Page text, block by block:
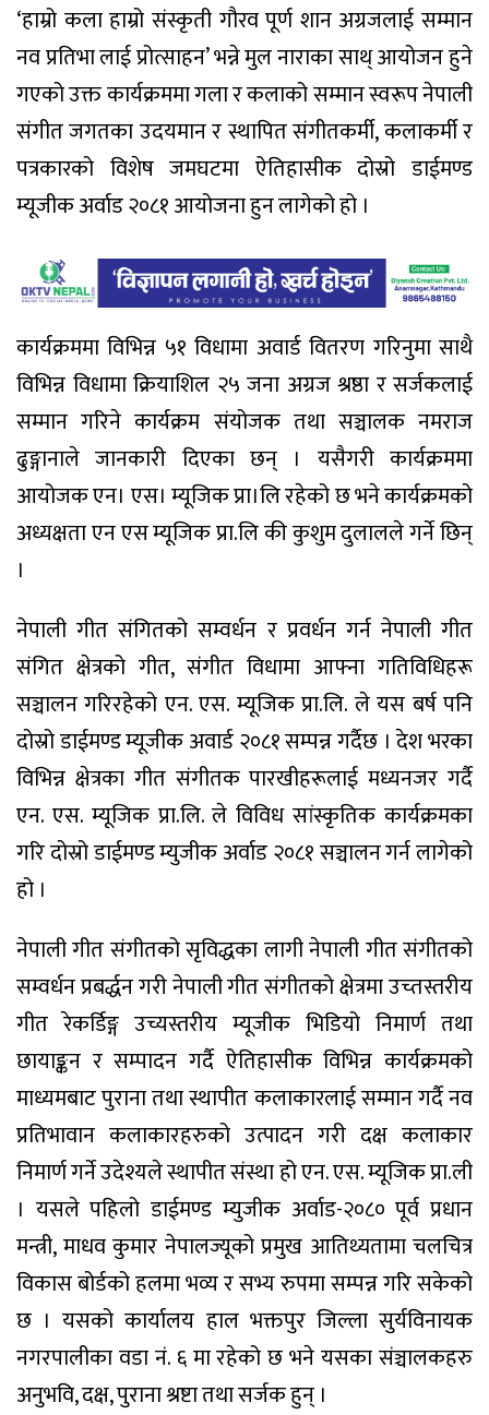
‘हाम्रो कला हाम्रो संस्कृती गौरव पूर्ण शान अग्रजलाई सम्मान
नव प्रतिभा लाई प्रोत्साहन’ भन्ने मुल नाराका साथ् आयोजन हुने
गएको उक्त कार्यक्रममा गला र कलाको सम्मान स्वरूप नेपाली
संगीत जगतका उदयमान र स्थापित संगीतकर्मी, कलाकर्मी र
पत्रकारको विशेष जमघटमा ऐतिहासीक दोस्रो डाईमण्ड
म्यूजीक अर्वाड २०८१ आयोजना हुन लागेको हो ।
कार्यक्रममा विभिन्न ५१ विधामा अवार्ड वितरण गरिनुमा साथै
विभिन्न विधामा क्रियाशिल २५ जना अग्रज श्रष्ठा र सर्जकलाई
सम्मान गरिने कार्यक्रम संयोजक तथा सञ्चालक नमराज
ढुङ्गानाले जानकारी दिएका छन् । यसैगरी कार्यक्रममा
आयोजक एन। एस। म्यूजिक प्रा।लि रहेको छ भने कार्यक्रमको
अध्यक्षता एन एस म्यूजिक प्रा.लि की कुशुम दुलालले गर्ने छिन्
।
नेपाली गीत संगितको सम्वर्धन र प्रवर्धन गर्न नेपाली गीत
संगित क्षेत्रको गीत, संगीत विधामा आफ्ना गतिविधिहरू
सञ्चालन गरिरहेको एन. एस. म्यूजिक प्रा.लि. ले यस बर्ष पनि
दोस्रो डाईमण्ड म्यूजीक अवार्ड २०८१ सम्पन्न गर्दैछ । देश भरका
विभिन्न क्षेत्रका गीत संगीतक पारखीहरूलाई मध्यनजर गर्दै
एन. एस. म्यूजिक प्रा.लि. ले विविध सांस्कृतिक कार्यक्रमका
गरि दोस्रो डाईमण्ड म्युजीक अर्वाड २०८१ सञ्चालन गर्न लागेको
हो ।
नेपाली गीत संगीतको सृविद्धका लागी नेपाली गीत संगीतको
सम्वर्धन प्रबर्द्धन गरी नेपाली गीत संगीतको क्षेत्रमा उच्तस्तरीय
गीत रेकर्डिङ्ग उच्यस्तरीय म्यूजीक भिडियो निमार्ण तथा
छायाङ्कन र सम्पादन गर्दै ऐतिहासीक विभिन्न कार्यक्रमको
माध्यमबाट पुराना तथा स्थापीत कलाकारलाई सम्मान गर्दै नव
प्रतिभावान कलाकारहरुको उत्पादन गरी दक्ष कलाकार
निमार्ण गर्ने उदेश्यले स्थापीत संस्था हो एन. एस. म्यूजिक प्रा.ली
। यसले पहिलो डाईमण्ड म्युजीक अर्वाड-२०८० पूर्व प्रधान
मन्त्री, माधव कुमार नेपालज्यूको प्रमुख आतिथ्यतामा चलचित्र
विकास बोर्डको हलमा भव्य र सभ्य रुपमा सम्पन्न गरि सकेको
छ । यसको कार्यालय हाल भक्तपुर जिल्ला सुर्यविनायक
नगरपालीका वडा नं. ६ मा रहेको छ भने यसका संञ्चालकहरु
अनुभवि, दक्ष, पुराना श्रष्टा तथा सर्जक हुन् ।